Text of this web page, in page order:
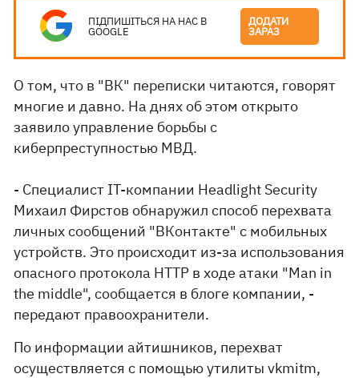
ПІДПИШІТЬСЯ НА НАС В
GOOGLE
ДОДАТИ
ЗАРАЗ
О том, что в "ВК" переписки читаются, говорят
многие и давно. На днях об этом открыто
заявило управление борьбы с
киберпреступностью МВД.
- Специалист IT-компании Headlight Security
Михаил Фирстов обнаружил способ перехвата
личных сообщений "ВКонтакте" с мобильных
устройств. Это происходит из-за использования
опасного протокола HTTP в ходе атаки "Man in
the middle", сообщается в блоге компании, -
передают правоохранители.
По информации айтишников, перехват
осуществляется с помощью утилиты vkmitm,